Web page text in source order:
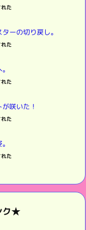
た
ーの切り戻し。
た
た
咲いた！
た
た
ク★